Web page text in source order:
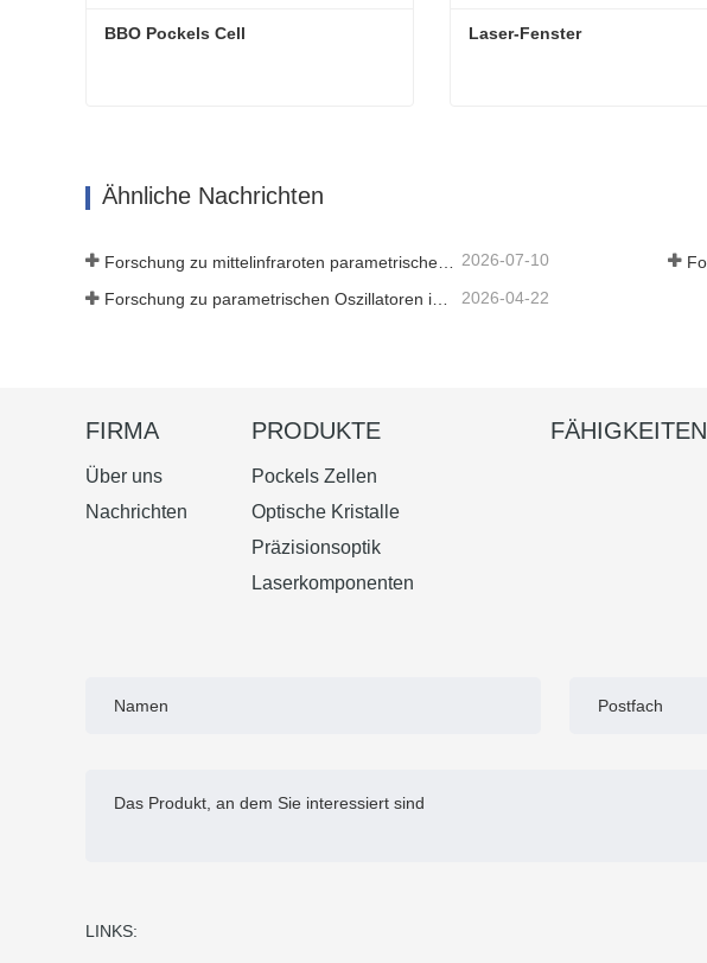
BBO Pockels Cell Laser-Fenster
Ähnliche Nachrichten
2026-07-10
2026-04-22
FIRMA
Über uns
Nachrichten
PRODUKTE
Pockels Zellen
Optische Kristalle
Präzisionsoptik
Laserkomponenten
FÄHIGKEITEN
LINKS: